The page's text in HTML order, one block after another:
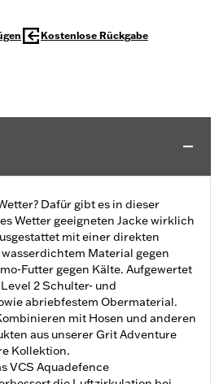
Kostenlose Rückgabe
Dafür gibt es in dieser
Wetter geeigneten Jacke wirklich
mit einer direkten
Material gegen
Futter gegen Kälte. Aufgewertet
Level 2 Schulter- und
abriebfestem Obermaterial.
mit Hosen und anderen
aus unserer Grit Adventure
Kollektion.
VCS Aquadefence